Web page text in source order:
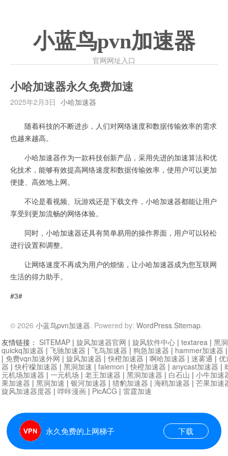
小蓝鸟pvn加速器
官网网址入口
小哈加速器永久免费加速
2025年2月3日 小哈加速器
随着科技的不断进步，人们对网络速度和数据传输效率的需求
也越来越高。
小哈加速器作为一款科技创新产品，采用先进的加速算法和优
化技术，能够有效提高网络速度和数据传输效率，使用户可以更加
便捷、高效地上网。
不论是看视频、玩游戏还是下载文件，小哈加速器都能让用户
享受到更加流畅的网络体验。
同时，小哈加速器还具有简单易用的操作界面，用户可以轻松
进行设置和调整。
让网络速度不再成为用户的烦恼，让小哈加速器成为您互联网
生活的得力助手。
#3#
© 2026 小蓝鸟pvn加速器. Powered by: WordPress.Sitemap.
永久免费的上网梯子 下载
友情链接： SITEMAP | 旋风加速器官网 | 旋风软件中心 | textarea | 黑
quickq加速器 | 飞驰加速器 | 飞鸟加速器 | 狗急加速器 | hammer加速器
| 免费vqn加速外网 | 旋风加速器 |快橙加速器 | 啊哈加速器 | 迷雾通 | 优
器 |快柠檬加速器 | 黑洞加速 | falemon |快橙加速器 | anycast加速器 |
元机场加速器 | 一元机场 | 老王加速器 | 黑洞加速器 | 白石山 | 小牛加速
果加速器 | 黑洞加速 | 银河加速器 | 猎豹加速器 | 海鸥加速器 | 芒果加速
旋风加速器度器 | 哔咔漫画 | PicACG | 雷霆加速